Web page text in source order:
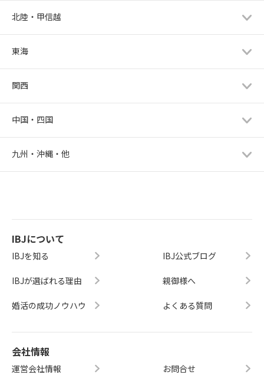
北陸・甲信越
東海
関西
中国・四国
九州・沖縄・他
IBJについて
IBJを知る
IBJが選ばれる理由
婚活の成功ノウハウ
IBJ公式ブログ
親御様へ
よくある質問
会社情報
運営会社情報 お問合せ